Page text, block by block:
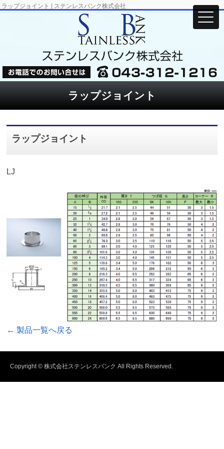
ラップジョイント | ステンレスバンク株式会社
ラップジョイント
ラップジョイント
LJ
← 製品一覧へ戻る
Copyright © 株式会社ステンレスバンク All Rights Reserved.